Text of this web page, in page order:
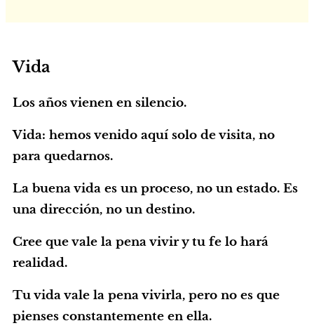
Vida
Los años vienen en silencio.
Vida: hemos venido aquí solo de visita, no
para quedarnos.
La buena vida es un proceso, no un estado. Es
una dirección, no un destino.
Cree que vale la pena vivir y tu fe lo hará
realidad.
Tu vida vale la pena vivirla, pero no es que
pienses constantemente en ella.